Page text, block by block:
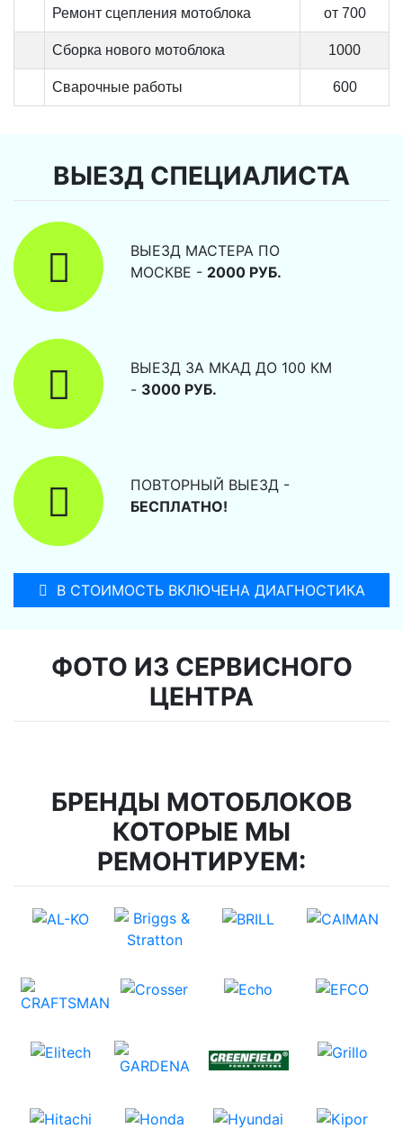
Ремонт сцепления мотоблока от 700
Сборка нового мотоблока 1000
Сварочные работы 600
ВЫЕЗД СПЕЦИАЛИСТА
ВЫЕЗД МАСТЕРА ПО
МОСКВЕ - 2000 РУБ.
ВЫЕЗД ЗА МКАД ДО 100 КМ
- 3000 РУБ.
ПОВТОРНЫЙ ВЫЕЗД -
БЕСПЛАТНО!
В СТОИМОСТЬ ВКЛЮЧЕНА ДИАГНОСТИКА
ФОТО ИЗ СЕРВИСНОГО
ЦЕНТРА
БРЕНДЫ МОТОБЛОКОВ
КОТОРЫЕ МЫ
РЕМОНТИРУЕМ: